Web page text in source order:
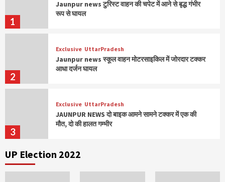
1
Jaunpur news टुरिस्ट वाहन की चपेट में आने से बृद्ध गंभीर
रूप से घायल
2
Exclusive UttarPradesh
Jaunpur news स्कूल वाहन मोटरसाइकिल में जोरदार टक्कर
आधा दर्जन घायल
3
Exclusive UttarPradesh
JAUNPUR NEWS दो बाइक आमने सामने टक्कर में एक की
मौत, दो की हालत गम्भीर
Exclusive
JAUNPUR NEWS बस डंपर की जोरदार टक्कर ड्राइवर समेत
UP Election 2022